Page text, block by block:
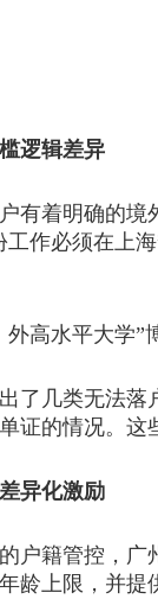
逻辑差异
着明确的境外
工作必须在上
水平大学”博
几类无法落户
证的情况。这
异化激励
籍管控，广州
龄上限，并